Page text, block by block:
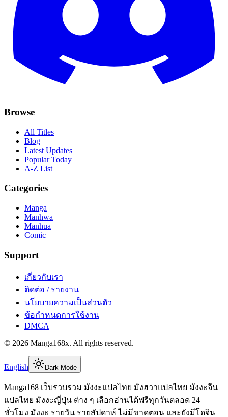
Browse
All Titles
Blog
Latest Updates
Popular Today
A-Z List
Categories
Manga
Manhwa
Manhua
Comic
Support
เกี่ยวกับเรา
ติดต่อ / รายงาน
นโยบายความเป็นส่วนตัว
ข้อกำหนดการใช้งาน
DMCA
© 2026 Manga168x. All rights reserved.
English Dark Mode
Manga168 เว็บรวบรวม มังงะแปลไทย มังฮวาแปลไทย มังงะจีน
แปลไทย มังงะญี่ปุ่น ต่าง ๆ เลือกอ่านได้ฟรีทุกวันตลอด 24
ชั่วโมง มังงะ รายวัน รายสัปดาห์ ไม่มีขาดตอน และยังมีโดจิน